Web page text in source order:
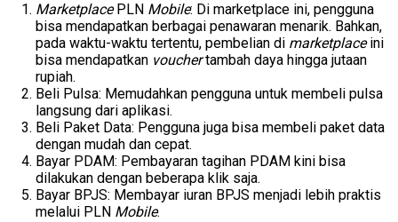
MarketplacePLN Mobile: Di marketplace ini, pengguna
bisa mendapatkan berbagai penawaran menarik. Bahkan,
pada waktu-waktu tertentu, pembelian di marketplaceini
bisa mendapatkan vouchertambah daya hingga jutaan
rupiah.
Beli Pulsa: Memudahkan pengguna untuk membeli pulsa
langsung dari aplikasi.
Beli Paket Data: Pengguna juga bisa membeli paket data
dengan mudah dan cepat.
Bayar PDAM: Pembayaran tagihan PDAM kini bisa
dilakukan dengan beberapa klik saja.
Bayar BPJS: Membayar iuran BPJS menjadi lebih praktis
melalui PLN Mobile.